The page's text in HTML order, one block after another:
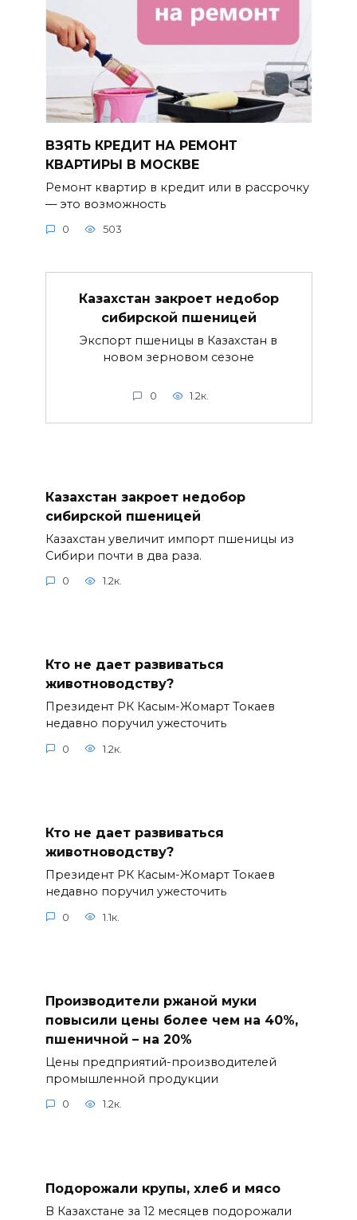
ВЗЯТЬ КРЕДИТ НА РЕМОНТ
КВАРТИРЫ В МОСКВЕ
Ремонт квартир в кредит или в рассрочку
— это возможность
0 503
Казахстан закроет недобор
сибирской пшеницей
Экспорт пшеницы в Казахстан в
новом зерновом сезоне
0 1.2к.
Казахстан закроет недобор
сибирской пшеницей
Казахстан увеличит импорт пшеницы из
Сибири почти в два раза.
0 1.2к.
Кто не дает развиваться
животноводству?
Президент РК Касым-Жомарт Токаев
недавно поручил ужесточить
0 1.2к.
Кто не дает развиваться
животноводству?
Президент РК Касым-Жомарт Токаев
недавно поручил ужесточить
0 1.1к.
Производители ржаной муки
повысили цены более чем на 40%,
пшеничной – на 20%
Цены предприятий-производителей
промышленной продукции
0 1.2к.
Подорожали крупы, хлеб и мясо
В Казахстане за 12 месяцев подорожали